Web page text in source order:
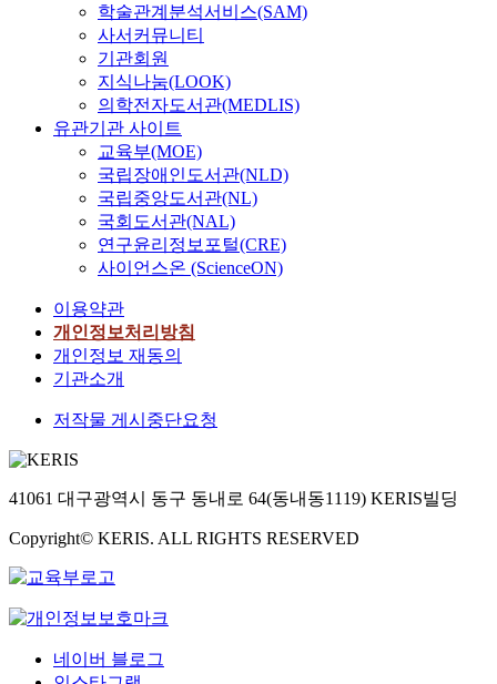
학술관계분석서비스(SAM)
사서커뮤니티
기관회원
지식나눔(LOOK)
의학전자도서관(MEDLIS)
유관기관 사이트
교육부(MOE)
국립장애인도서관(NLD)
국립중앙도서관(NL)
국회도서관(NAL)
연구윤리정보포털(CRE)
사이언스온 (ScienceON)
이용약관
개인정보처리방침
개인정보 재동의
기관소개
저작물 게시중단요청
41061 대구광역시 동구 동내로 64(동내동1119) KERIS빌딩
Copyright© KERIS. ALL RIGHTS RESERVED
네이버 블로그